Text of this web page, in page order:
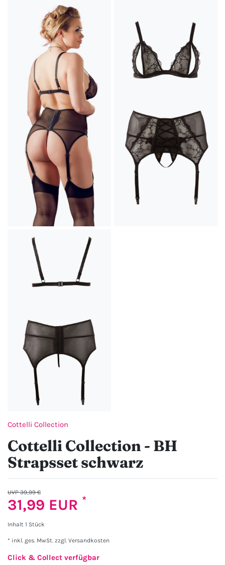
Cottelli Collection
Cottelli Collection - BH
Strapsset schwarz
UVP 39,99 €
31,99 EUR *
Inhalt 1 Stück
* inkl. ges. MwSt. zzgl. Versandkosten
Click & Collect verfügbar